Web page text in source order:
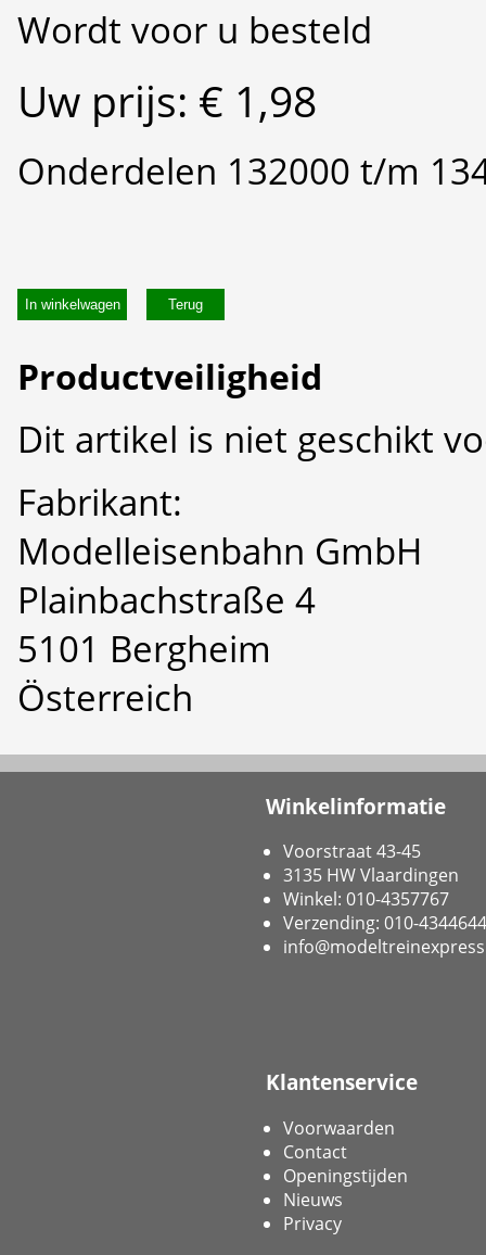
Wordt voor u besteld
Uw prijs: € 1,98
Onderdelen 132000 t/m
In winkelwagen
Productveiligheid
Dit artikel is niet geschikt
Fabrikant:
Modelleisenbahn GmbH
Plainbachstraße 4
5101 Bergheim
Österreich
Winkelinformatie
Voorstraat 43-45
3135 HW Vlaardingen
Winkel: 010-4357767
Verzending: 010-4344644
Klantenservice
Voorwaarden
Contact
Openingstijden
Nieuws
Privacy